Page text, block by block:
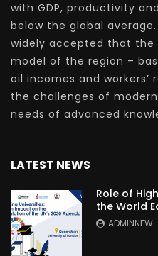
with GDP, productivity
below the global
widely accepted that
model of the region –
oil incomes and
the challenges of
needs of advanced
LATEST NEWS
Role of
the World
ADMINNEW